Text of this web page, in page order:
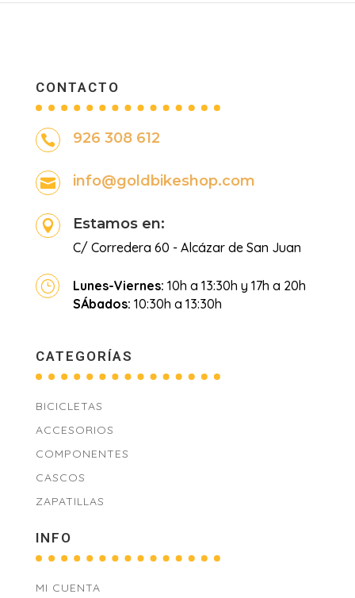
CONTACTO
 926 308 612
 info@goldbikeshop.com
 Estamos en:
C/ Corredera 60 - Alcázar de San Juan
} Lunes-Viernes: 10h a 13:30h y 17h a 20h
SÁbados: 10:30h a 13:30h
CATEGORÍAS
BICICLETAS
ACCESORIOS
COMPONENTES
CASCOS
ZAPATILLAS
INFO
MI CUENTA